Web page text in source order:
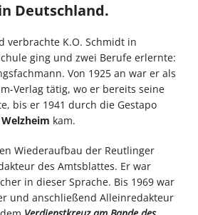
Deutschland.
verbrachte K.O. Schmidt in
ging und zwei Berufe erlernte:
Von 1925 an war er als
Verlag tätig, wo er bereits seine
bis er 1941 durch die Gestapo
Welzheim kam.
Wiederaufbau der Reutlinger
des Amtsblattes. Er war
in dieser Sprache. Bis 1969 war
und anschließend Alleinredakteur